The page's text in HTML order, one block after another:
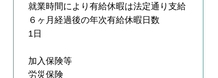
就業時間により有給休暇は法定通り支給
６ヶ月経過後の年次有給休暇日数
1日
加入保険等
労災保険